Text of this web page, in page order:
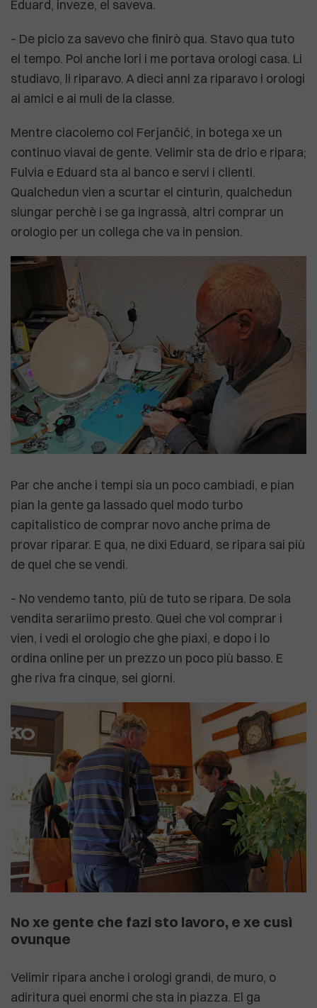
Eduard, inveze, el saveva.
– De picio za savevo che finirò qua. Stavo qua tuto
el tempo. Poi anche lori i me portava orologi casa. Li
studiavo, li riparavo. A dieci anni za riparavo i orologi
ai amici e ai muli de la classe.
Mentre ciacolemo coi Ferjančić, in botega xe un
continuo viavai de gente. Velimir sta de drio e ripara;
Fulvia e Eduard sta al banco e servi i clienti.
Qualchedun vien a scurtar el cinturìn, qualchedun
slungar perchè i se ga ingrassà, altri comprar un
orologio per un collega che va in pension.
Par che anche i tempi sia un poco cambiadi, e pian
pian la gente ga lassado quel modo turbo
capitalistico de comprar novo anche prima de
provar riparar. E qua, ne dixi Eduard, se ripara sai più
de quel che se vendi.
– No vendemo tanto, più de tuto se ripara. De sola
vendita serariimo presto. Quei che vol comprar i
vien, i vedi el orologio che ghe piaxi, e dopo i lo
ordina online per un prezzo un poco più basso. E
ghe riva fra cinque, sei giorni.
No xe gente che fazi sto lavoro, e xe cusì
ovunque
Velimir ripara anche i orologi grandi, de muro, o
adiritura quei enormi che sta in piazza. El ga